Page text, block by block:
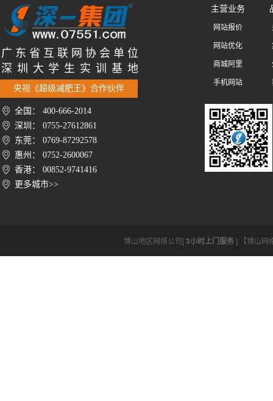
广 东 省 互 联 网 协 会 单 位
深 圳 大 学 生 实 训 基 地
央视《超级减肥王》合作伙伴
全国： 400-666-2014
深圳： 0755-27612861
东莞： 0769-87292578
惠州： 0752-2600067
香港： 00852-9741416
更多城市>>
主营业务
网站报价
网站优化
商城阿里
手机网站
博山地区网络公司[3小时上门服务] 【博山网